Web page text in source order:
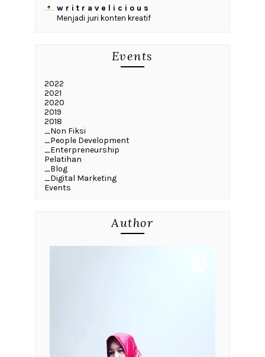
w r i t r a v e l i c i o u s
Menjadi juri konten kreatif
Events
2022
2021
2020
2019
2018
_Non Fiksi
_People Development
_Enterpreneurship
Pelatihan
_Blog
_Digital Marketing
Events
Author